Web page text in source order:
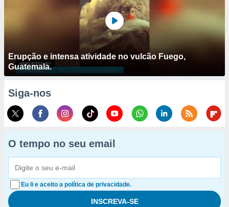
Erupção e intensa atividade no vulcão Fuego,
Guatemala.
Siga-nos
O tempo no seu email
Eu li e aceito a política de privacidade.